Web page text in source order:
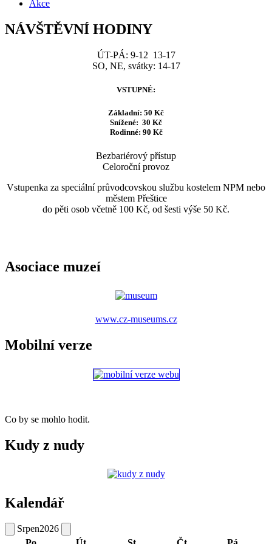
Akce
NÁVŠTĚVNÍ HODINY
ÚT-PÁ: 9-12 13-17
SO, NE, svátky: 14-17
VSTUPNÉ:
Základní: 50 Kč
Snížené: 30 Kč
Rodinné: 90 Kč
Bezbariérový přístup
Celoroční provoz
Vstupenka za speciální průvodcovskou službu kostelem NPM nebo
městem Přeštice
do pěti osob včetně 100 Kč, od šesti výše 50 Kč.
Asociace muzeí
www.cz-museums.cz
Mobilní verze
Co by se mohlo hodit.
Kudy z nudy
Kalendář
Srpen2026